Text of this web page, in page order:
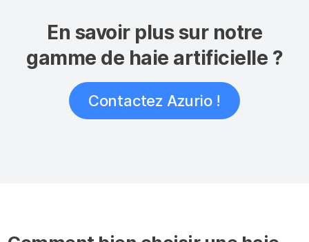
En savoir plus sur notre
gamme de haie artificielle ?
Contactez Azurio !